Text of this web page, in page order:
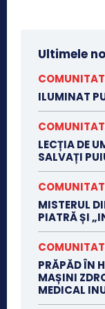
Ultimele
ILUMINAT
LECȚIA DE
SALVAȚI
MISTERUL
PIATRĂ ȘI
PRĂPĂD ÎN
MAȘINI
MEDICAL